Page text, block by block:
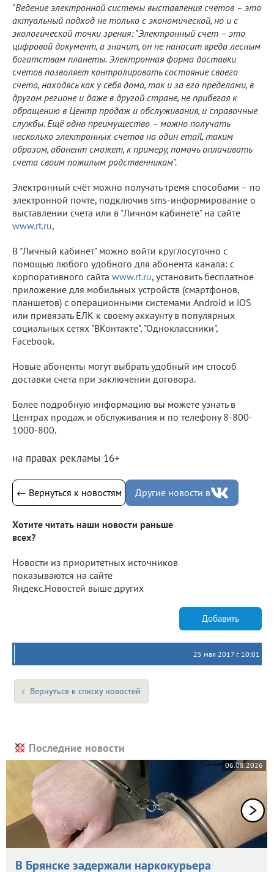
"Ведение электронной системы выставления счетов – это
актуальный подход не только с экономической, но и с
экологической точки зрения: "Электронный счет – это
цифровой документ, а значит, он не наносит вреда лесным
богатствам планеты. Электронная форма доставки
счетов позволяет контролировать состояние своего
счета, находясь как у себя дома, так и за его пределами, в
другом регионе и даже в другой стране, не прибегая к
обращению в Центр продаж и обслуживания, и справочные
службы. Ещё одно преимущество – можно получать
несколько электронных счетов на один email, таким
образом, абонент сможет, к примеру, помочь оплачивать
счета своим пожилым родственникам".
Электронный счёт можно получать тремя способами – по
электронной почте, подключив sms-информирование о
выставлении счета или в "Личном кабинете" на сайте
www.rt.ru,
В "Личный кабинет" можно войти круглосуточно с
помощью любого удобного для абонента канала: с
корпоративного сайта www.rt.ru, установить бесплатное
приложение для мобильных устройств (смартфонов,
планшетов) с операционными системами Android и iOS
или привязать ЕЛК к своему аккаунту в популярных
социальных сетях "ВКонтакте", "Одноклассники",
Facebook.
Новые абоненты могут выбрать удобный им способ
доставки счета при заключении договора.
Более подробную информацию вы можете узнать в
Центрах продаж и обслуживания и по телефону 8-800-
1000-800.
на правах рекламы 16+
← Вернуться к новостям Другие новости в
Хотите читать наши новости раньше
всех?
Новости из приоритетных источников
показываются на сайте
Яндекс.Новостей выше других
Добавить
25 мая 2017 г. 10:01
Вернуться к списку новостей
Последние новости
06.08.2026
В Брянске задержали наркокурьера